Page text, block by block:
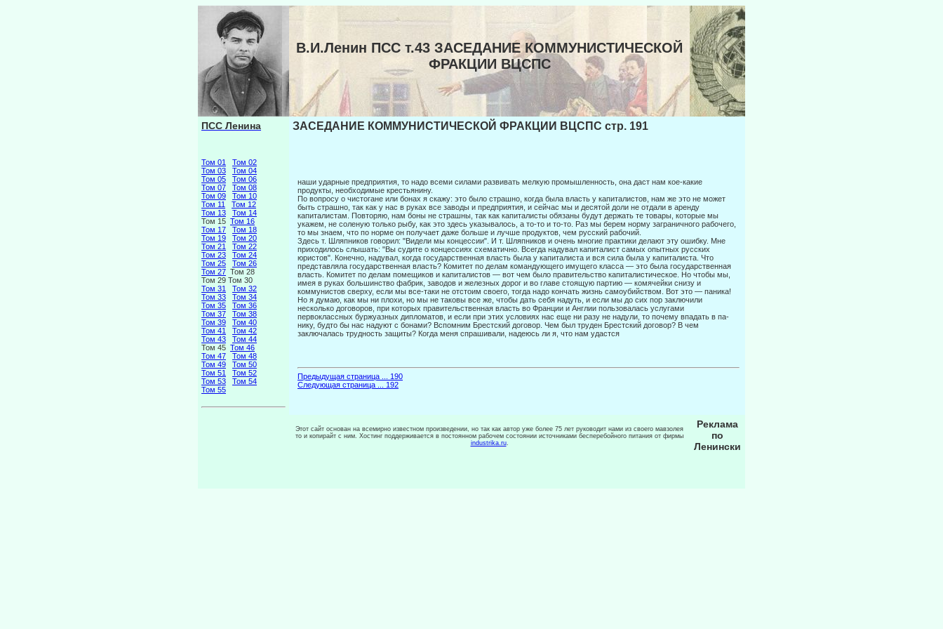
В.И.Ленин ПСС т.43 ЗАСЕДАНИЕ КОММУНИСТИЧЕСКОЙ
ФРАКЦИИ ВЦСПС
ПСС Ленина
Том 01
Том 02
Том 03
Том 04
Том 05
Том 06
Том 07
Том 08
Том 09
Том 10
Том 11
Том 12
Том 13
Том 14
Том 15 Том 16
Том 17
Том 18
Том 19
Том 20
Том 21
Том 22
Том 23
Том 24
Том 25
Том 26
Том 27 Том 28
Том 29 Том 30
Том 31
Том 32
Том 33
Том 34
Том 35
Том 36
Том 37
Том 38
Том 39
Том 40
Том 41
Том 42
Том 43
Том 44
Том 45 Том 46
Том 47
Том 48
Том 49
Том 50
Том 51
Том 52
Том 53
Том 54
Том 55
ЗАСЕДАНИЕ КОММУНИСТИЧЕСКОЙ ФРАКЦИИ ВЦСПС стр. 191
наши ударные предприятия, то надо всеми силами развивать мелкую промышленность, она даст нам кое-какие
продукты, необходимые крестьянину.
По вопросу о чистогане или бонах я скажу: это было страшно, когда была власть у капиталистов, нам же это не может
быть страшно, так как у нас в руках все заводы и предприятия, и сейчас мы и десятой доли не отдали в аренду
капиталистам. Повторяю, нам боны не страшны, так как капиталисты обязаны будут держать те товары, которые мы
укажем, не соленую только рыбу, как это здесь указывалось, а то-то и то-то. Раз мы берем норму заграничного рабочего,
то мы знаем, что по норме он получает даже больше и лучше продуктов, чем русский рабочий.
Здесь т. Шляпников говорил: "Видели мы концессии". И т. Шляпников и очень мно­гие практики делают эту ошибку. Мне
приходилось слышать: "Вы судите о концессиях схематично. Всегда надувал капиталист самых опытных русских
юристов". Конечно, надувал, когда государственная власть была у капиталиста и вся сила была у капитали­ста. Что
представляла государственная власть? Комитет по делам командующего иму­щего класса — это была государственная
власть. Комитет по делам помещиков и капи­талистов — вот чем было правительство капиталистическое. Но чтобы мы,
имея в ру­ках большинство фабрик, заводов и железных дорог и во главе стоящую партию — ко­мячейки снизу и
коммунистов сверху, если мы все-таки не отстоим своего, тогда надо кончать жизнь самоубийством. Вот это — паника!
Но я думаю, как мы ни плохи, но мы не таковы все же, чтобы дать себя надуть, и ес­ли мы до сих пор заключили
несколько договоров, при которых правительственная власть во Франции и Англии пользовалась услугами
первоклассных буржуазных ди­пломатов, и если при этих условиях нас еще ни разу не надули, то почему впадать в па­
нику, будто бы нас надуют с бонами? Вспомним Брестский договор. Чем был труден Брестский договор? В чем
заключалась трудность защиты? Когда меня спрашивали, надеюсь ли я, что нам удастся
Предыдущая страница ... 190
Следующая страница ... 192
Этот сайт основан на всемирно известном произведении, но так как автор уже более 75 лет руководит нами из своего мавзолея
то и копирайт с ним. Хостинг поддерживается в постоянном рабочем состоянии источниками бесперебойного питания от фирмы
industrika.ru.
Реклама
по
Ленински